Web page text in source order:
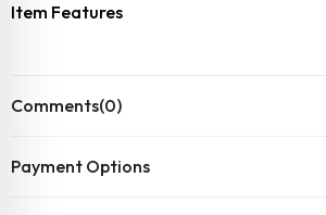
Item Features
Comments(0)
Payment Options